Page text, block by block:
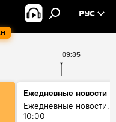
РУС
09:35
Ежедневные новости
Ежедневные новости.
10:00